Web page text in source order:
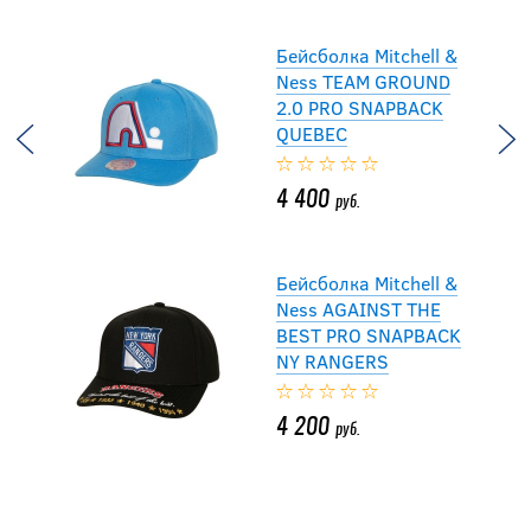
Бейсболка Mitchell &
Ness TEAM GROUND
2.0 PRO SNAPBACK
QUEBEC
4 400 руб.
Бейсболка Mitchell &
Ness AGAINST THE
BEST PRO SNAPBACK
NY RANGERS
4 200 руб.